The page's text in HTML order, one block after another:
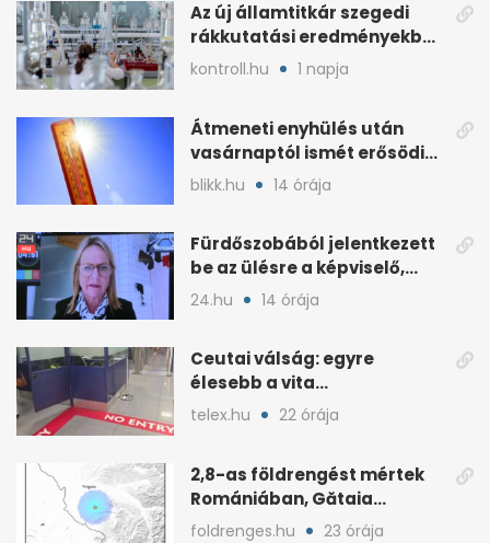
Az új államtitkár szegedi
rákkutatási eredményekben
is részt vett
kontroll.hu 1 napja
Átmeneti enyhülés után
vasárnaptól ismét erősödik
a hőség
blikk.hu 14 órája
Fürdőszobából jelentkezett
be az ülésre a képviselő,
árny tűnt fel mögötte
24.hu 14 órája
Ceutai válság: egyre
élesebb a vita
Spanyolország és
Olaszország között
telex.hu 22 órája
2,8-as földrengést mértek
Romániában, Gătaia
közelében
foldrenges.hu 23 órája